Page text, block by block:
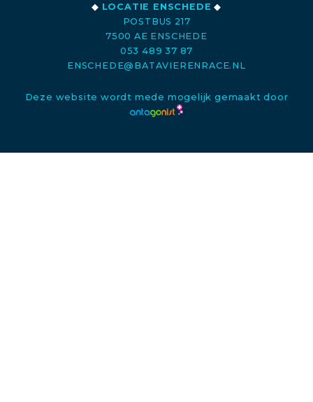
◆ LOCATIE ENSCHEDE ◆
POSTBUS 217
7500 AE ENSCHEDE
053 489 37 87
ENSCHEDE@BATAVIERENRACE.NL
Deze website wordt mede mogelijk gemaakt door